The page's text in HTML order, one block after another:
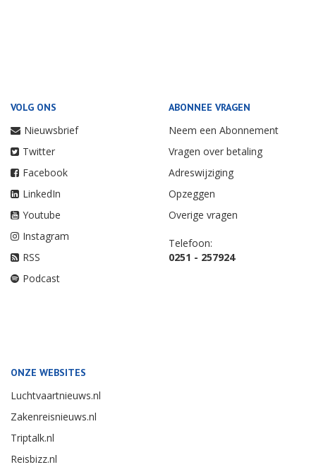
VOLG ONS
Nieuwsbrief
Twitter
Facebook
LinkedIn
Youtube
Instagram
RSS
Podcast
ABONNEE VRAGEN
Neem een Abonnement
Vragen over betaling
Adreswijziging
Opzeggen
Overige vragen
Telefoon:
0251 - 257924
ONZE WEBSITES
Luchtvaartnieuws.nl
Zakenreisnieuws.nl
Triptalk.nl
Reisbizz.nl